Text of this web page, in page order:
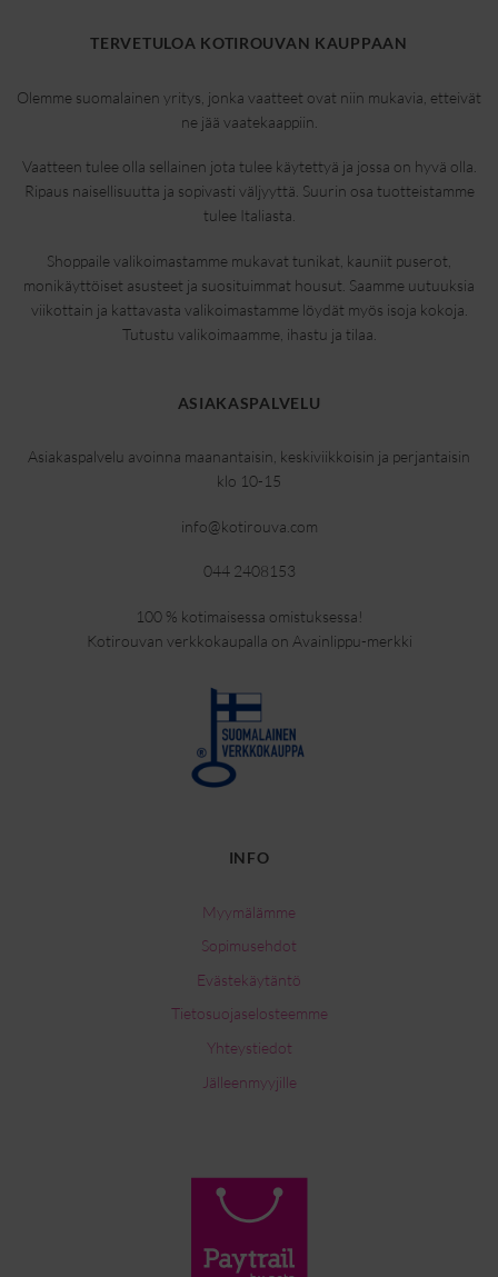
TERVETULOA KOTIROUVAN KAUPPAAN
Olemme suomalainen yritys, jonka vaatteet ovat niin mukavia, etteivät
ne jää vaatekaappiin.
Vaatteen tulee olla sellainen jota tulee käytettyä ja jossa on hyvä olla.
Ripaus naisellisuutta ja sopivasti väljyyttä. Suurin osa tuotteistamme
tulee Italiasta.
Shoppaile valikoimastamme mukavat tunikat, kauniit puserot,
monikäyttöiset asusteet ja suosituimmat housut. Saamme uutuuksia
viikottain ja kattavasta valikoimastamme löydät myös isoja kokoja.
Tutustu valikoimaamme, ihastu ja tilaa.
ASIAKASPALVELU
Asiakaspalvelu avoinna maanantaisin, keskiviikkoisin ja perjantaisin
klo 10-15
info@kotirouva.com
044 2408153
100 % kotimaisessa omistuksessa!
Kotirouvan verkkokaupalla on Avainlippu-merkki
INFO
Myymälämme
Sopimusehdot
Evästekäytäntö
Tietosuojaselosteemme
Yhteystiedot
Jälleenmyyjille